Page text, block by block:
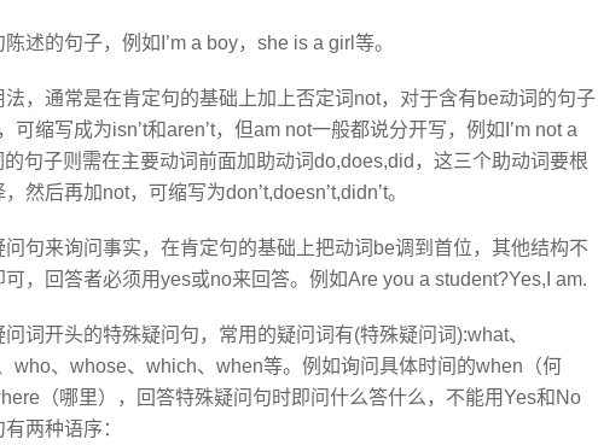
述的句子，例如I’m a boy，she is a girl等。
，通常是在肯定句的基础上加上否定词not，对于含有be动词的句子
可缩写成为isn’t和aren’t，但am not一般都说分开写，例如I’m not a
的句子则需在主要动词前面加助动词do,does,did，这三个助动词要根
然后再加not，可缩写为don’t,doesn’t,didn’t。
句来询问事实，在肯定句的基础上把动词be调到首位，其他结构不
，回答者必须用yes或no来回答。例如Are you a student?Yes,I am.
词开头的特殊疑问句，常用的疑问词有(特殊疑问词):what、
who、whose、which、when等。例如询问具体时间的when（何
（哪里），回答特殊疑问句时即问什么答什么，不能用Yes和No
两种语序：